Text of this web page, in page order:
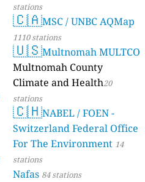
stations
🇨🇦MSC / UNBC AQMap
1110 stations
🇺🇸Multnomah MULTCO
Multnomah County
Climate and Health20
stations
🇨🇭NABEL / FOEN -
Switzerland Federal Office
For The Environment 14
stations
Nafas 84 stations